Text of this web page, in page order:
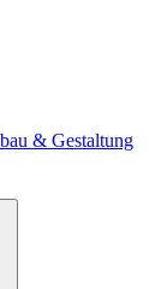
& Gestaltung